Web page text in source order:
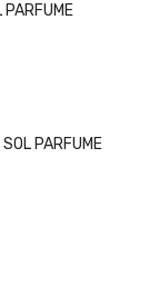
PARFUME
PARFUME